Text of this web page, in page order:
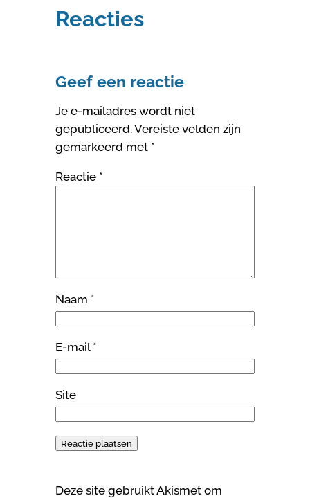
Reacties
Geef een reactie
Je e-mailadres wordt niet
gepubliceerd.Vereiste velden zijn
gemarkeerd met *
Reactie *
Naam *
E-mail *
Site
Deze site gebruikt Akismet om